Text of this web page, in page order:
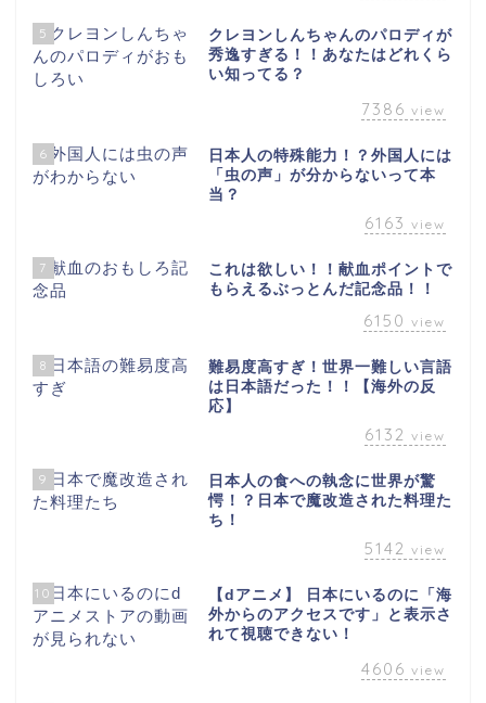
5
クレヨンしんちゃんのパロディが
秀逸すぎる！！あなたはどれくら
い知ってる？
7386 view
6
日本人の特殊能力！？外国人には
「虫の声」が分からないって本
当？
6163 view
7
これは欲しい！！献血ポイントで
もらえるぶっとんだ記念品！！
6150 view
8
難易度高すぎ！世界一難しい言語
は日本語だった！！【海外の反
応】
6132 view
9
日本人の食への執念に世界が驚
愕！？日本で魔改造された料理た
ち！
5142 view
10
【dアニメ】 日本にいるのに「海
外からのアクセスです」と表示さ
れて視聴できない！
4606 view